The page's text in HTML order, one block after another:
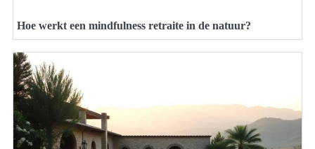
Hoe werkt een mindfulness retraite in de natuur?